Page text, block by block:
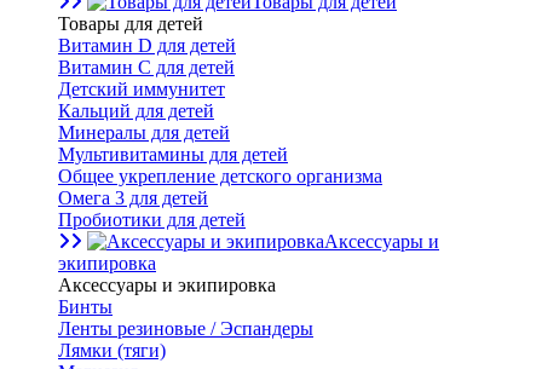
Товары для детей
Витамин D для детей
Витамин С для детей
Детский иммунитет
Кальций для детей
Минералы для детей
Мультивитамины для детей
Общее укрепление детского организма
Омега 3 для детей
Пробиотики для детей
Аксессуары и
экипировка
Аксессуары и экипировка
Бинты
Ленты резиновые / Эспандеры
Лямки (тяги)